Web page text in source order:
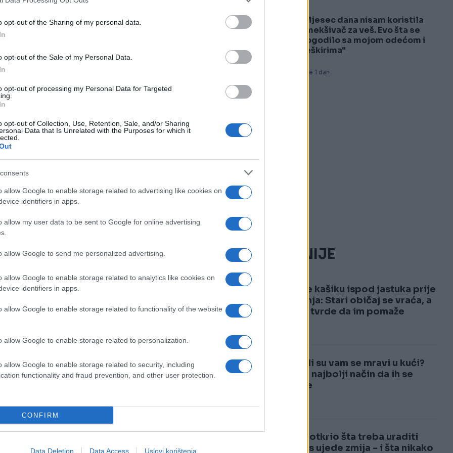
opt-out of the Sharing of my personal data.
opt-out of the Sale of my Personal Data.
opt-out of processing my Personal Data for Targeted
opt-out of Collection, Use, Retention, Sale, and/or Sharing
Data that Is Unrelated with the Purposes for which it
allow Google to enable storage related to advertising like cookies on
identifiers in apps.
allow my user data to be sent to Google for online advertising
allow Google to send me personalized advertising.
allow Google to enable storage related to analytics like cookies on
identifiers in apps.
allow Google to enable storage related to functionality of the website
allow Google to enable storage related to personalization.
allow Google to enable storage related to security, including
functionality and fraud prevention, and other user protection.
CONFIRM
Data Deletion Data Access Uslovi korištenja
turska kafa uz nekoliko pravilnih koraka i bez
ili previše miješaju kafu, što narušava njen
u džezvi, jer se time mijenja njena aroma i
da predugo vrije.
promiješajte da nema grudvica.
do vrha džezve, zatim je sklonite.
i ostavite da provri.
u šolje (ovo je korak koji skoro svi preskaču).
kuhanja.
je prekuhati niti previše miješati. Kada se
teksturu i dugotrajan ukus.
ukus kao iz prave kafane.
5
"Mjesec dana nisam koristila
omekšivač za veš. Evo šta se
dogodilo sa mojom odećom i
peškirima"
Prije 1 dan
NAJČITANIJE
1
Stavite kašiku ispod jastuka prije
spavanja: Stari običaj se vraća, a
mnogi tvrde da im pomaže
2
Pojavili su vam se mravi u kući?
Ovo je najbolji način da ih se
riješite
Ljekar otkrio šta treba uraditi
ako vas ujede zmija - i šta nikako